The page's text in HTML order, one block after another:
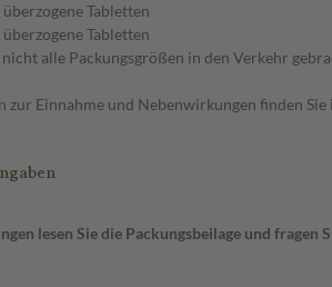
Tabletten
Tabletten
alle Packungsgrößen in den Verkehr
zur Einnahme und Nebenwirkungen finden
lesen Sie die Packungsbeilage und